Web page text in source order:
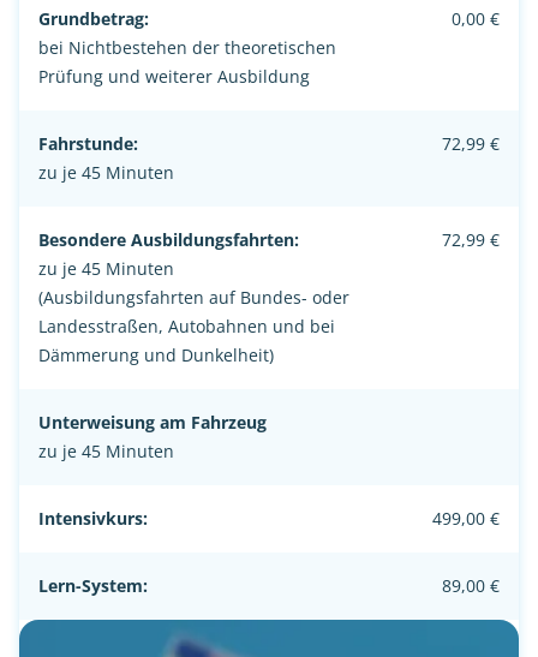
Grundbetrag:
bei Nichtbestehen der theoretischen
Prüfung und weiterer Ausbildung
0,00 €
Fahrstunde:
zu je 45 Minuten
72,99 €
Besondere Ausbildungsfahrten:
zu je 45 Minuten
(Ausbildungsfahrten auf Bundes- oder
Landesstraßen, Autobahnen und bei
Dämmerung und Dunkelheit)
72,99 €
Unterweisung am Fahrzeug
zu je 45 Minuten
Intensivkurs: 499,00 €
Lern-System: 89,00 €